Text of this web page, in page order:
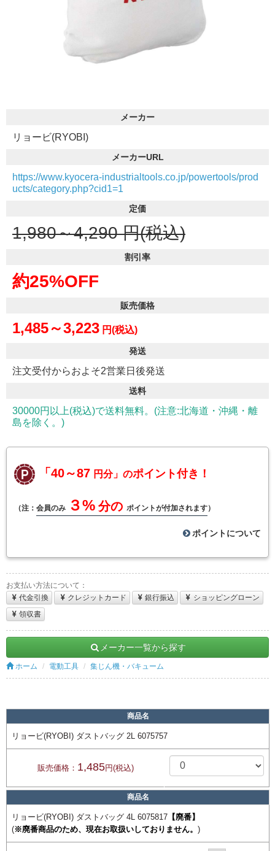
メーカー
リョービ(RYOBI)
メーカーURL
https://www.kyocera-industrialtools.co.jp/powertools/prod
ucts/category.php?cid1=1
定価
1,980～4,290 円(税込)
割引率
約25%OFF
販売価格
1,485～3,223 円(税込)
発送
注文受付からおよそ2営業日後発送
送料
30000円以上(税込)で送料無料。(注意:北海道・沖縄・離
島を除く。)
「40～87 円分」のポイント付き！
（注： 会員のみ ３% 分の ポイントが付加されます）
ポイントについて
お支払い方法について：
代金引換
クレジットカード 銀行振込
ショッピングローン
領収書
メーカー一覧から探す
ホーム 電動工具 集じん機・バキューム
商品名
リョービ(RYOBI) ダストバッグ 2L 6075757
販売価格： 1,485円(税込)
商品名
リョービ(RYOBI) ダストバッグ 4L 6075817 【廃番】
(※廃番商品のため、現在お取扱いしておりません。 )